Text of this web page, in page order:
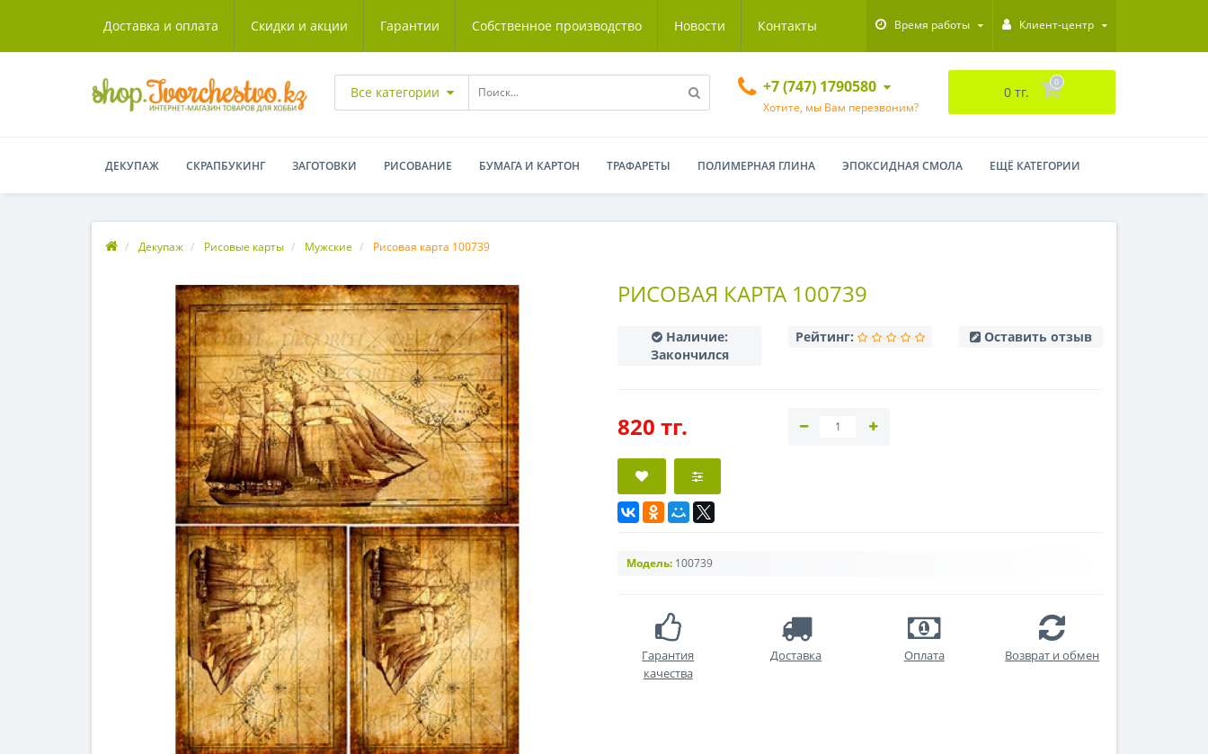
Доставка и оплата Скидки и акции Гарантии Собственное производство Новости Контакты Время работы Клиент-центр
Все категории +7 (747) 1790580
Хотите, мы Вам перезвоним?
0 тг.
0
ДЕКУПАЖ СКРАПБУКИНГ ЗАГОТОВКИ РИСОВАНИЕ БУМАГА И КАРТОН ТРАФАРЕТЫ ПОЛИМЕРНАЯ ГЛИНА ЭПОКСИДНАЯ СМОЛА ЕЩЁ КАТЕГОРИИ
Декупаж Рисовые карты Мужские Рисовая карта 100739
РИСОВАЯ КАРТА 100739
Наличие:
Закончился
Рейтинг: Оставить отзыв
820 тг.
Модель: 100739
Гарантия
качества
Доставка Оплата Возврат и обмен